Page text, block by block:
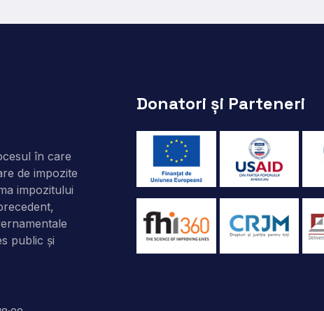
în care
de impozite
impozitului
public şi
Donatori și Parteneri